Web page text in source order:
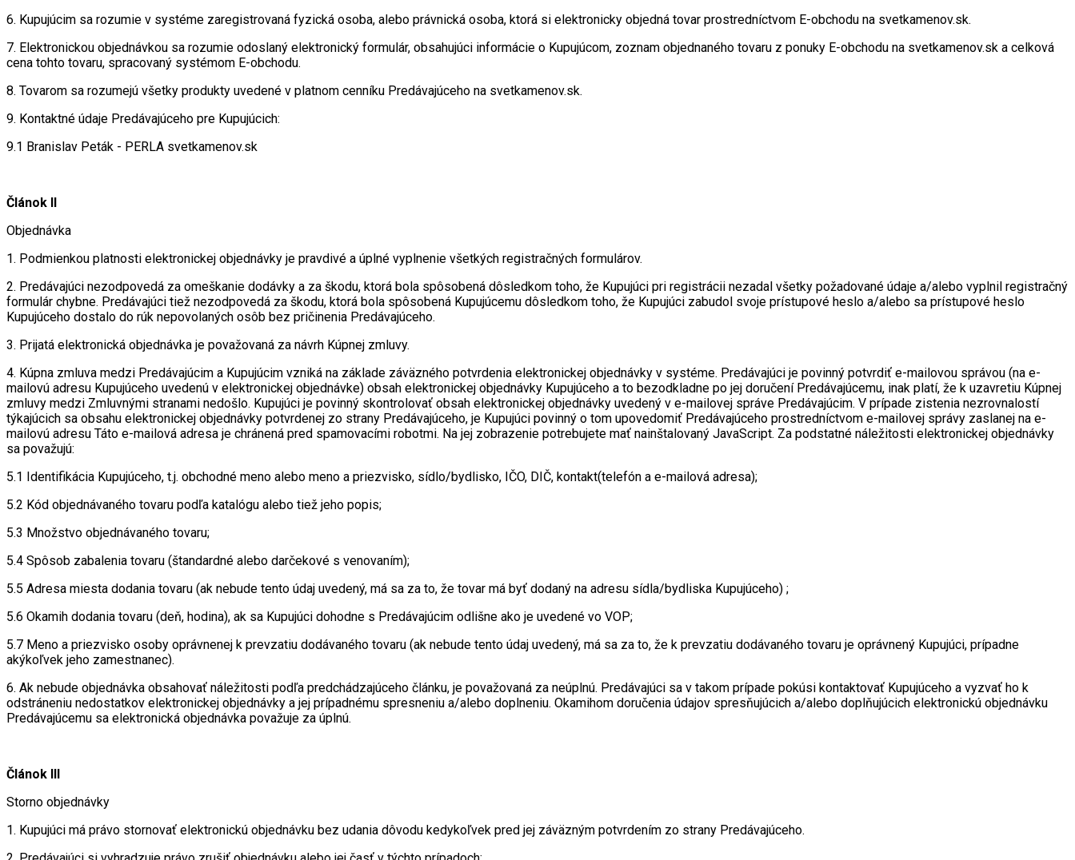
6. Kupujúcim sa rozumie v systéme zaregistrovaná fyzická osoba, alebo právnická osoba, ktorá si elektronicky objedná tovar prostredníctvom E-obchodu na svetkamenov.sk.
7. Elektronickou objednávkou sa rozumie odoslaný elektronický formulár, obsahujúci informácie o Kupujúcom, zoznam objednaného tovaru z ponuky E-obchodu na svetkamenov.sk a celková
cena tohto tovaru, spracovaný systémom E-obchodu.
8. Tovarom sa rozumejú všetky produkty uvedené v platnom cenníku Predávajúceho na svetkamenov.sk.
9. Kontaktné údaje Predávajúceho pre Kupujúcich:
9.1 Branislav Peták - PERLA svetkamenov.sk
Článok II
Objednávka
1. Podmienkou platnosti elektronickej objednávky je pravdivé a úplné vyplnenie všetkých registračných formulárov.
2. Predávajúci nezodpovedá za omeškanie dodávky a za škodu, ktorá bola spôsobená dôsledkom toho, že Kupujúci pri registrácii nezadal všetky požadované údaje a/alebo vyplnil registračný
formulár chybne. Predávajúci tiež nezodpovedá za škodu, ktorá bola spôsobená Kupujúcemu dôsledkom toho, že Kupujúci zabudol svoje prístupové heslo a/alebo sa prístupové heslo
Kupujúceho dostalo do rúk nepovolaných osôb bez pričinenia Predávajúceho.
3. Prijatá elektronická objednávka je považovaná za návrh Kúpnej zmluvy.
4. Kúpna zmluva medzi Predávajúcim a Kupujúcim vzniká na základe záväzného potvrdenia elektronickej objednávky v systéme. Predávajúci je povinný potvrdiť e-mailovou správou (na e-
mailovú adresu Kupujúceho uvedenú v elektronickej objednávke) obsah elektronickej objednávky Kupujúceho a to bezodkladne po jej doručení Predávajúcemu, inak platí, že k uzavretiu Kúpnej
zmluvy medzi Zmluvnými stranami nedošlo. Kupujúci je povinný skontrolovať obsah elektronickej objednávky uvedený v e-mailovej správe Predávajúcim. V prípade zistenia nezrovnalostí
týkajúcich sa obsahu elektronickej objednávky potvrdenej zo strany Predávajúceho, je Kupujúci povinný o tom upovedomiť Predávajúceho prostredníctvom e-mailovej správy zaslanej na e-
mailovú adresu Táto e-mailová adresa je chránená pred spamovacími robotmi. Na jej zobrazenie potrebujete mať nainštalovaný JavaScript. Za podstatné náležitosti elektronickej objednávky
sa považujú:
5.1 Identifikácia Kupujúceho, t.j. obchodné meno alebo meno a priezvisko, sídlo/bydlisko, IČO, DIČ, kontakt(telefón a e-mailová adresa);
5.2 Kód objednávaného tovaru podľa katalógu alebo tiež jeho popis;
5.3 Množstvo objednávaného tovaru;
5.4 Spôsob zabalenia tovaru (štandardné alebo darčekové s venovaním);
5.5 Adresa miesta dodania tovaru (ak nebude tento údaj uvedený, má sa za to, že tovar má byť dodaný na adresu sídla/bydliska Kupujúceho) ;
5.6 Okamih dodania tovaru (deň, hodina), ak sa Kupujúci dohodne s Predávajúcim odlišne ako je uvedené vo VOP;
5.7 Meno a priezvisko osoby oprávnenej k prevzatiu dodávaného tovaru (ak nebude tento údaj uvedený, má sa za to, že k prevzatiu dodávaného tovaru je oprávnený Kupujúci, prípadne
akýkoľvek jeho zamestnanec).
6. Ak nebude objednávka obsahovať náležitosti podľa predchádzajúceho článku, je považovaná za neúplnú. Predávajúci sa v takom prípade pokúsi kontaktovať Kupujúceho a vyzvať ho k
odstráneniu nedostatkov elektronickej objednávky a jej prípadnému spresneniu a/alebo doplneniu. Okamihom doručenia údajov spresňujúcich a/alebo doplňujúcich elektronickú objednávku
Predávajúcemu sa elektronická objednávka považuje za úplnú.
Článok III
Storno objednávky
1. Kupujúci má právo stornovať elektronickú objednávku bez udania dôvodu kedykoľvek pred jej záväzným potvrdením zo strany Predávajúceho.